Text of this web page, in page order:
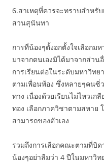
6.สาเหตุที่ควรจะทราบสำหรั
สวนสุนันทา
การที่น้องๆตั้งอกตั้งใจเลือกม
มาจากตนเองมิได้มาจากส่ว
การเรียนต่อในระดับมหาวิท
ตามเพื่อนพ้อง ซึ่งหลายๆคนซิ่
ทาง เนื่องด้วยเรียนไม่ไหวเก
ทอง เลือกภาควิชาตามสหาย
สามารถของตัวเอง
รวมถึงการเลือกคณะตามที่บิ
น้องๆอย่าลืมว่า 4 ปีในมหาวิ